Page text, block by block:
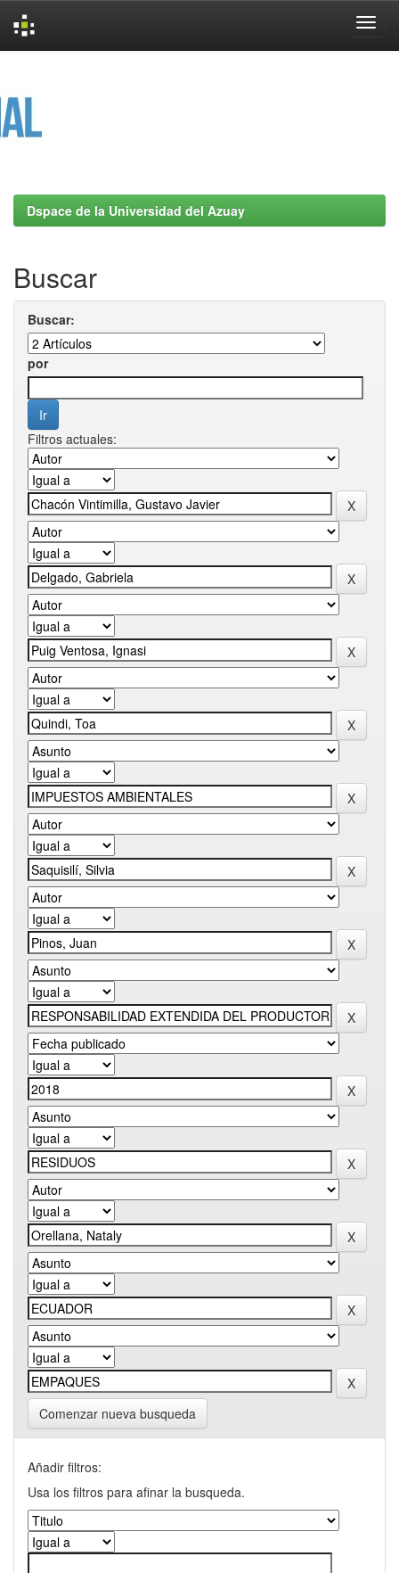
Dspace de la Universidad del Azuay
Buscar
Buscar:
por
Filtros actuales:
Comenzar nueva busqueda
Añadir filtros:
Usa los filtros para afinar la busqueda.